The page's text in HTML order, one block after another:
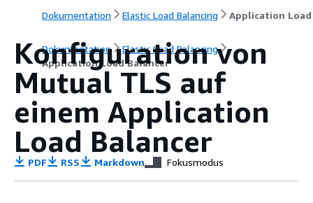
Dokumentation Elastic Load Balancing
Dokumentation
Elastic Load Balancing
Application Load Balancer
Konfiguration von
Mutual TLS auf
einem Application
Load Balancer
PDF RSS Markdown Fokusmodus